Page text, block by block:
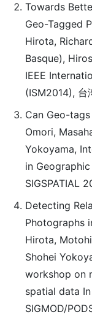
Towards
Geo-Tagged
Hirota,
Basque),
IEEE
(ISM2014), 台
Can Geo-
Omori,
Yokoyama,
in
SIGSPATIAL
Detecting
Photographs
Hirota,
Shohei
workshop on
spatial data
SIGMOD/